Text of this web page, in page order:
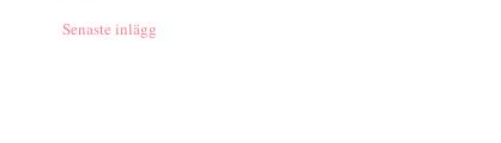
Senaste inlägg